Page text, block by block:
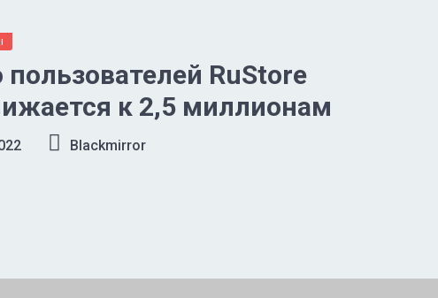
пользователей RuStore
к 2,5 миллионам
Blackmirror